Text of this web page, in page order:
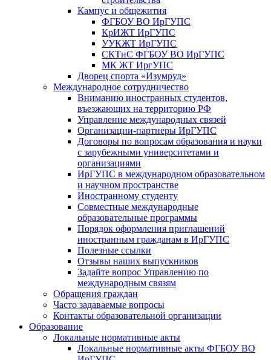
Кампус и общежития
ФГБОУ ВО ИрГУПС
КрИЖТ ИрГУПС
УУКЖТ ИрГУПС
СКТиС ФГБОУ ВО ИрГУПС
МК ЖТ ИргУПС
Дворец спорта «Изумруд»
Международное сотрудничество
Вниманию иностранных студентов,
въезжающих на территорию РФ
Управление международных связей
Организации-партнеры ИрГУПС
Договоры по вопросам образования и науки
с зарубежными университетами и
организациями
ИрГУПС в международном образовательном
и научном пространстве
Иностранному студенту
Совместные международные
образовательные программы
Порядок оформления приглашений
иностранным гражданам в ИрГУПС
Полезные ссылки
Отзывы наших выпускников
Задайте вопрос Управлению по
международным связям
Обращения граждан
Часто задаваемые вопросы
Контакты образовательной организации
Образование
Локальные нормативные акты
Локальные нормативные акты ФГБОУ ВО